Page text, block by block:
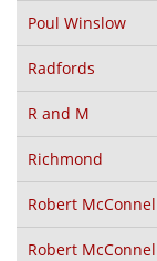
Poul Winslow
Radfords
R and M
Richmond
Robert
Robert